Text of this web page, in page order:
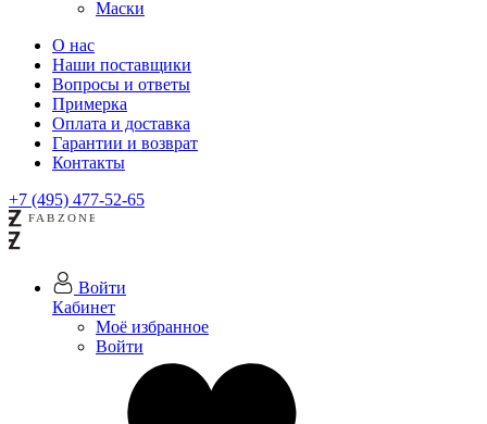
Маски
О нас
Наши поставщики
Вопросы и ответы
Примерка
Оплата и доставка
Гарантии и возврат
Контакты
+7 (495) 477-52-65
Войти
Кабинет
Моё избранное
Войти